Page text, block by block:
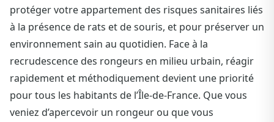
protéger votre appartement des risques sanitaires liés
à la présence de rats et de souris, et pour préserver un
environnement sain au quotidien. Face à la
recrudescence des rongeurs en milieu urbain, réagir
rapidement et méthodiquement devient une priorité
pour tous les habitants de l’Île-de-France. Que vous
veniez d’apercevoir un rongeur ou que vous